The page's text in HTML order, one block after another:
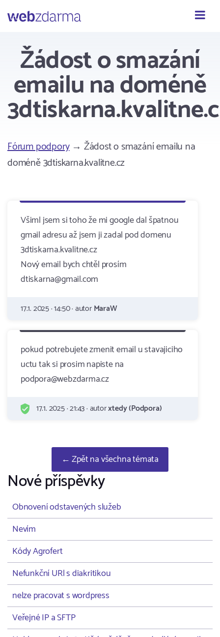
Webzdarma
Žádost o smazání
emailu na doméně
Fórum podpory→ Žádost o smazání emailu na
doméně 3dtiskarna.kvalitne.cz
Všiml jsem si toho že mi google dal špatnou
gmail adresu až jsem ji zadal pod domenu
3dtiskarna.kvalitne.cz
Nový email bych chtěl prosím
dtiskarna@gmail.com
17.1. 2025 · 14:50 · autorMaraW
pokud potrebujete zmenit email u stavajiciho
uctu tak si prosim napiste na
podpora@webzdarma.cz
17.1. 2025 · 21:43 · autorxtedy (Podpora)
← Zpět na všechna témata
Nové příspěvky
Obnovení odstavených služeb
Nevím
Kódy Agrofert
Nefunkční URl s diakritikou
nelze pracovat s wordpress
Veřejné IP a SFTP